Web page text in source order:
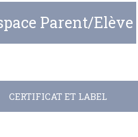
Parent/Elève
CERTIFICAT ET LABEL